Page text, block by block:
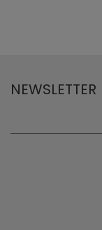
NEWSLETTER